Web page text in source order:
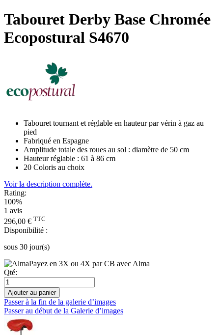
Tabouret Derby Base Chromée
Ecopostural S4670
Tabouret tournant et réglable en hauteur par vérin à gaz au
pied
Fabriqué en Espagne
Amplitude totale des roues au sol : diamètre de 50 cm
Hauteur réglable : 61 à 86 cm
20 Coloris au choix
Voir la description complète.
Rating:
100%
1 avis
296,00 € TTC
Disponibilité :
sous 30 jour(s)
Payez en 3X ou 4X par CB avec Alma
Qté:
Ajouter au panier
Passer à la fin de la galerie d’images
Passer au début de la Galerie d’images